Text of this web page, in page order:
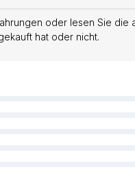
oder lesen Sie die
hat oder nicht.